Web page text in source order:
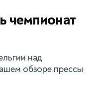
чемпионат
над
обзоре прессы